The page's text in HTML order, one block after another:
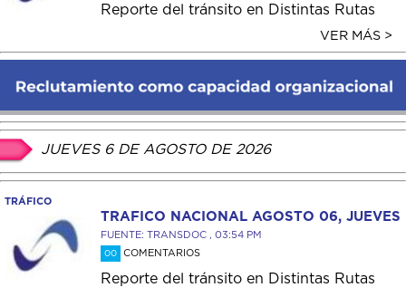
Reporte del tránsito en Distintas Rutas
VER MÁS >
JUEVES 6 DE AGOSTO DE 2026
TRÁFICO
TRAFICO NACIONAL AGOSTO 06, JUEVES
FUENTE: TRANSDOC , 03:54 PM
00 COMENTARIOS
Reporte del tránsito en Distintas Rutas